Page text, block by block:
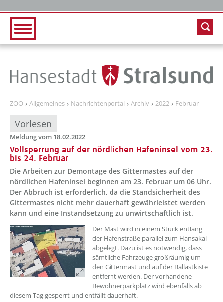
ZOO Allgemeines Nachrichtenportal Archiv 2022 Februar
Vorlesen
Meldung vom 18.02.2022
Vollsperrung auf der nördlichen Hafeninsel vom 23.
bis 24. Februar
Die Arbeiten zur Demontage des Gittermastes auf der
nördlichen Hafeninsel beginnen am 23. Februar um 06 Uhr.
Der Abbruch ist erforderlich, da die Standsicherheit des
Gittermastes nicht mehr dauerhaft gewährleistet werden
kann und eine Instandsetzung zu unwirtschaftlich ist.
??? absaetzeOben[1]/titel ???
Der Mast wird in einem Stück entlang
der Hafenstraße parallel zum Hansakai
abgelegt. Dazu ist es notwendig, dass
sämtliche Fahrzeuge großräumig um
den Gittermast und auf der Ballastkiste
entfernt werden. Der vorhandene
Bewohnerparkplatz wird ebenfalls ab
diesem Tag gesperrt und entfällt dauerhaft.